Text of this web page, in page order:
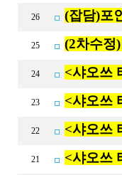
26 (잡담)포
25 (2차수정
24 <샤오쓰
23 <샤오쓰
22 <샤오쓰
21 <샤오쓰